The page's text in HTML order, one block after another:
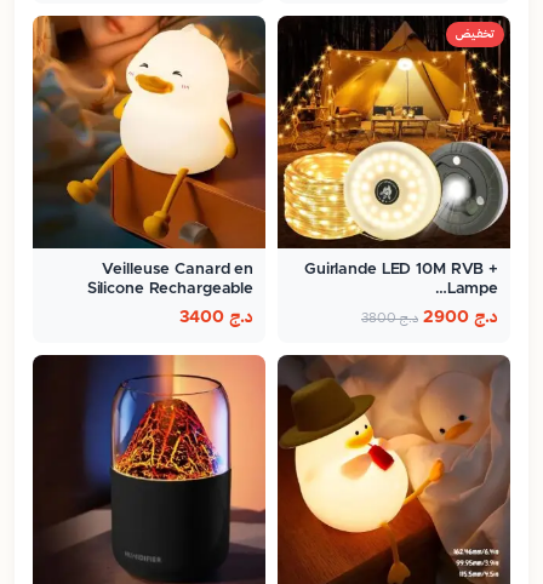
تخفيض
Guirlande LED 10M RVB +
Lampe…
د.ج د.ج3800
Veilleuse Canard en
Silicone Rechargeable
د.ج